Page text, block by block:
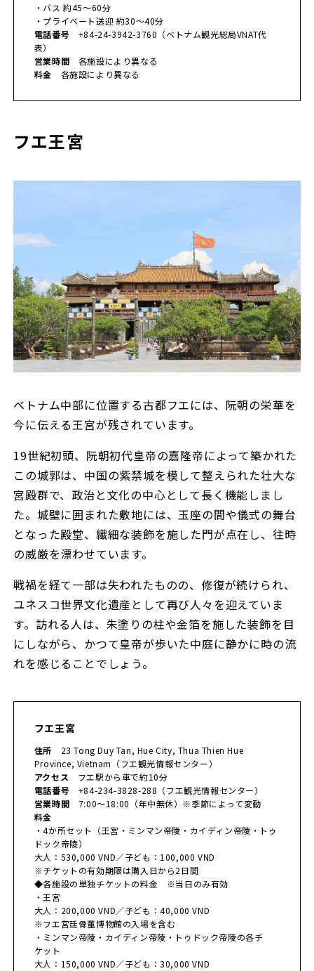
・バス 約45〜60分
・プライベート送迎 約30〜40分
電話番号 +84-24-3942-3760（ベトナム観光総局VNAT代
表）
営業時間 各施設により異なる
料金 各施設により異なる
フエ王宮
ベトナム中部に位置する古都フエには、阮朝の栄華を
今に伝える王宮が残されています。
19世紀初頭、阮朝初代皇帝の嘉隆帝によって築かれた
この城郭は、中国の紫禁城を模して整えられた壮大な
宮殿群で、政治と文化の中心として長く機能しまし
た。城壁に囲まれた敷地には、玉座の間や儀式の舞台
となった殿堂、繊細な装飾を施した門が点在し、往時
の威厳を漂わせています。
戦禍を経て一部は失われたものの、修復が続けられ、
ユネスコ世界文化遺産として再び人々を迎えていま
す。訪れる人は、朱塗りの柱や金箔を施した装飾を目
にしながら、かつて皇帝が歩いた中庭に静かに時の流
れを感じることでしょう。
フエ王宮
住所 23 Tong Duy Tan, Hue City, Thua Thien Hue
Province, Vietnam（フエ観光情報センター）
アクセス フエ駅から車で約10分
電話番号 +84-234-3828-288（フエ観光情報センター）
営業時間 7:00〜18:00（年中無休）※季節によって変動
料金
・4か所セット（王宮・ミンマン帝陵・カイディン帝陵・トゥ
ドック帝陵）
大人：530,000 VND／子ども：100,000 VND
※チケットの有効期限は購入日から2日間
◆各施設の単独チケットの料金 ※当日のみ有効
・王宮
大人：200,000 VND／子ども：40,000 VND
※フエ宮廷骨董博物館の入場を含む
・ミンマン帝陵・カイディン帝陵・トゥドック帝陵の各チ
ケット
大人：150,000 VND／子ども：30,000 VND